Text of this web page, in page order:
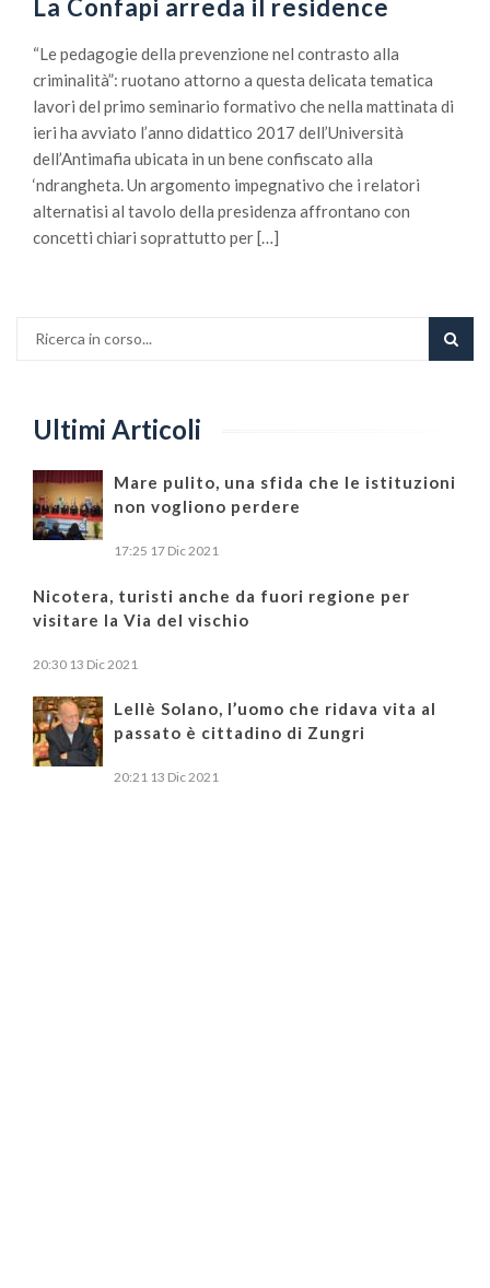
La Confapi arreda il residence
“Le pedagogie della prevenzione nel contrasto alla
criminalità”: ruotano attorno a questa delicata tematica
lavori del primo seminario formativo che nella mattinata di
ieri ha avviato l’anno didattico 2017 dell’Università
dell’Antimafia ubicata in un bene confiscato alla
‘ndrangheta. Un argomento impegnativo che i relatori
alternatisi al tavolo della presidenza affrontano con
concetti chiari soprattutto per […]
Ultimi Articoli
Mare pulito, una sfida che le istituzioni
non vogliono perdere
17:25 17 Dic 2021
Nicotera, turisti anche da fuori regione per
visitare la Via del vischio
20:30 13 Dic 2021
Lellè Solano, l’uomo che ridava vita al
passato è cittadino di Zungri
20:21 13 Dic 2021